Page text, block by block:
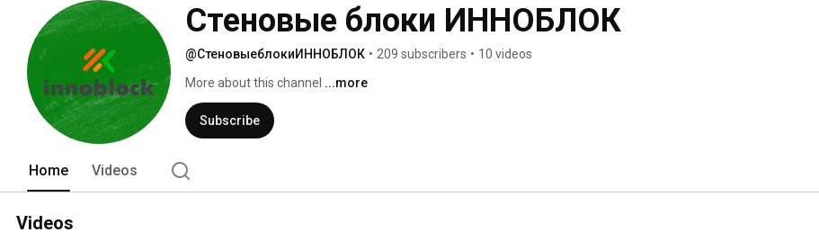
Стеновые блоки ИННОБЛОК
@СтеновыеблокиИННОБЛОК • 209 subscribers • 10 videos
More about this channel ...more
Subscribe
Home Videos
Videos